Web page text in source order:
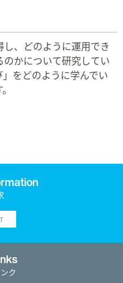
、どのように運用でき
かについて研究してい
をどのように学んでい
ク